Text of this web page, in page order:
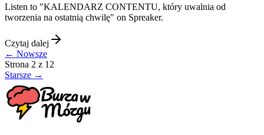
Listen to "KALENDARZ CONTENTU, który uwalnia od
tworzenia na ostatnią chwilę" on Spreaker.
Czytaj dalej
← Nowsze
Strona 2 z 12
Starsze →